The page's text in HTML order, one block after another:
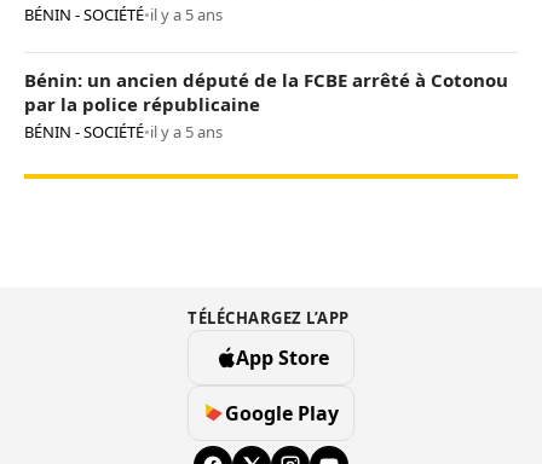
BÉNIN - SOCIÉTÉ•il y a 5 ans
Bénin: un ancien député de la FCBE arrêté à Cotonou
par la police républicaine
BÉNIN - SOCIÉTÉ•il y a 5 ans
TÉLÉCHARGEZ L’APP
App Store
Google Play